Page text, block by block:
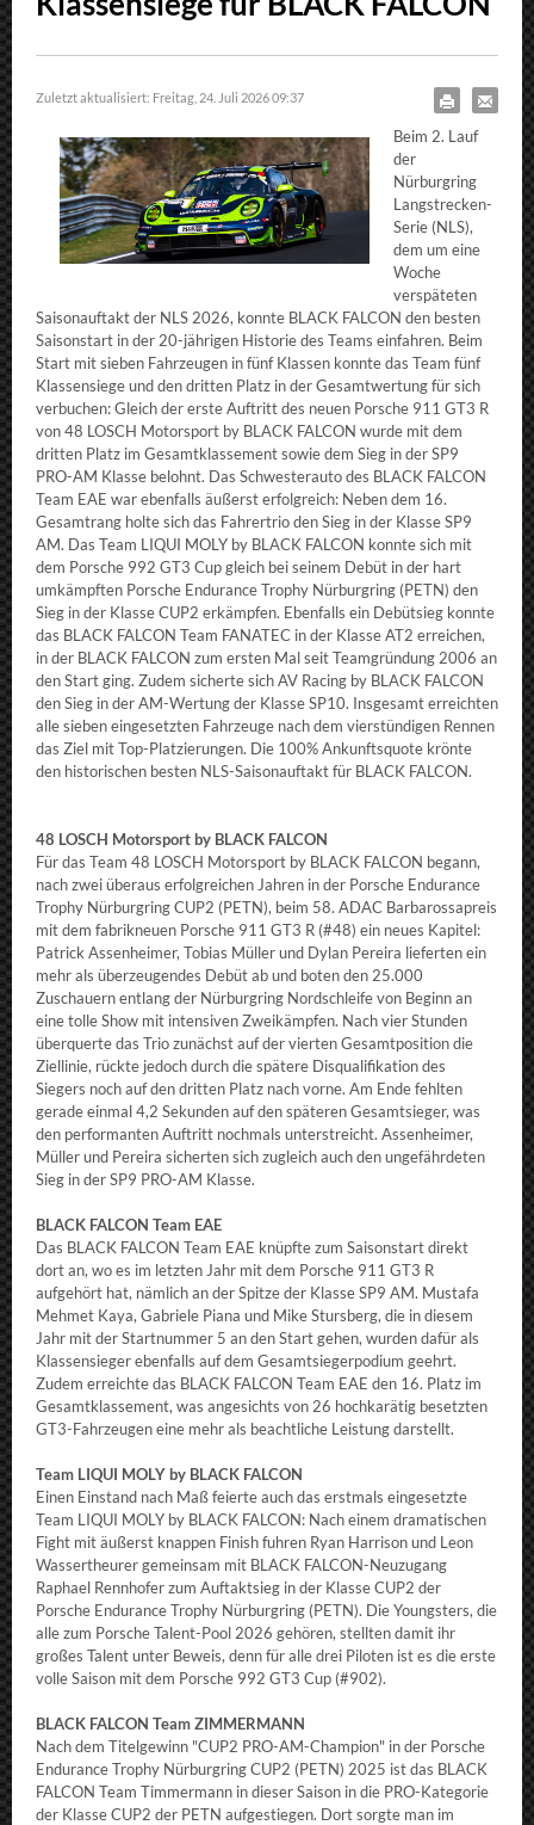
Zuletzt aktualisiert: Freitag, 24. Juli 2026 09:37
Beim 2. Lauf
der
Nürburgring
Langstrecken-
Serie (NLS),
dem um eine
Woche
verspäteten
Saisonauftakt der NLS 2026, konnte BLACK FALCON den besten
Saisonstart in der 20-jährigen Historie des Teams einfahren. Beim
Start mit sieben Fahrzeugen in fünf Klassen konnte das Team fünf
Klassensiege und den dritten Platz in der Gesamtwertung für sich
verbuchen: Gleich der erste Auftritt des neuen Porsche 911 GT3 R
von 48 LOSCH Motorsport by BLACK FALCON wurde mit dem
dritten Platz im Gesamtklassement sowie dem Sieg in der SP9
PRO-AM Klasse belohnt. Das Schwesterauto des BLACK FALCON
Team EAE war ebenfalls äußerst erfolgreich: Neben dem 16.
Gesamtrang holte sich das Fahrertrio den Sieg in der Klasse SP9
AM. Das Team LIQUI MOLY by BLACK FALCON konnte sich mit
dem Porsche 992 GT3 Cup gleich bei seinem Debüt in der hart
umkämpften Porsche Endurance Trophy Nürburgring (PETN) den
Sieg in der Klasse CUP2 erkämpfen. Ebenfalls ein Debütsieg konnte
das BLACK FALCON Team FANATEC in der Klasse AT2 erreichen,
in der BLACK FALCON zum ersten Mal seit Teamgründung 2006 an
den Start ging. Zudem sicherte sich AV Racing by BLACK FALCON
den Sieg in der AM-Wertung der Klasse SP10. Insgesamt erreichten
alle sieben eingesetzten Fahrzeuge nach dem vierstündigen Rennen
das Ziel mit Top-Platzierungen. Die 100% Ankunftsquote krönte
den historischen besten NLS-Saisonauftakt für BLACK FALCON.
48 LOSCH Motorsport by BLACK FALCON
Für das Team 48 LOSCH Motorsport by BLACK FALCON begann,
nach zwei überaus erfolgreichen Jahren in der Porsche Endurance
Trophy Nürburgring CUP2 (PETN), beim 58. ADAC Barbarossapreis
mit dem fabrikneuen Porsche 911 GT3 R (#48) ein neues Kapitel:
Patrick Assenheimer, Tobias Müller und Dylan Pereira lieferten ein
mehr als überzeugendes Debüt ab und boten den 25.000
Zuschauern entlang der Nürburgring Nordschleife von Beginn an
eine tolle Show mit intensiven Zweikämpfen. Nach vier Stunden
überquerte das Trio zunächst auf der vierten Gesamtposition die
Ziellinie, rückte jedoch durch die spätere Disqualifikation des
Siegers noch auf den dritten Platz nach vorne. Am Ende fehlten
gerade einmal 4,2 Sekunden auf den späteren Gesamtsieger, was
den performanten Auftritt nochmals unterstreicht. Assenheimer,
Müller und Pereira sicherten sich zugleich auch den ungefährdeten
Sieg in der SP9 PRO-AM Klasse.
BLACK FALCON Team EAE
Das BLACK FALCON Team EAE knüpfte zum Saisonstart direkt
dort an, wo es im letzten Jahr mit dem Porsche 911 GT3 R
aufgehört hat, nämlich an der Spitze der Klasse SP9 AM. Mustafa
Mehmet Kaya, Gabriele Piana und Mike Stursberg, die in diesem
Jahr mit der Startnummer 5 an den Start gehen, wurden dafür als
Klassensieger ebenfalls auf dem Gesamtsiegerpodium geehrt.
Zudem erreichte das BLACK FALCON Team EAE den 16. Platz im
Gesamtklassement, was angesichts von 26 hochkarätig besetzten
GT3-Fahrzeugen eine mehr als beachtliche Leistung darstellt.
Team LIQUI MOLY by BLACK FALCON
Einen Einstand nach Maß feierte auch das erstmals eingesetzte
Team LIQUI MOLY by BLACK FALCON: Nach einem dramatischen
Fight mit äußerst knappen Finish fuhren Ryan Harrison und Leon
Wassertheurer gemeinsam mit BLACK FALCON-Neuzugang
Raphael Rennhofer zum Auftaktsieg in der Klasse CUP2 der
Porsche Endurance Trophy Nürburgring (PETN). Die Youngsters, die
alle zum Porsche Talent-Pool 2026 gehören, stellten damit ihr
großes Talent unter Beweis, denn für alle drei Piloten ist es die erste
volle Saison mit dem Porsche 992 GT3 Cup (#902).
BLACK FALCON Team ZIMMERMANN
Nach dem Titelgewinn "CUP2 PRO-AM-Champion" in der Porsche
Endurance Trophy Nürburgring CUP2 (PETN) 2025 ist das BLACK
FALCON Team Timmermann in dieser Saison in die PRO-Kategorie
der Klasse CUP2 der PETN aufgestiegen. Dort sorgte man im